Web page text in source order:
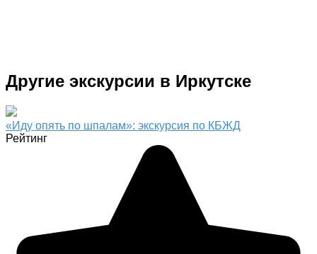
Другие экскурсии в Иркутске
«Иду опять по шпалам»: экскурсия по КБЖД
Рейтинг